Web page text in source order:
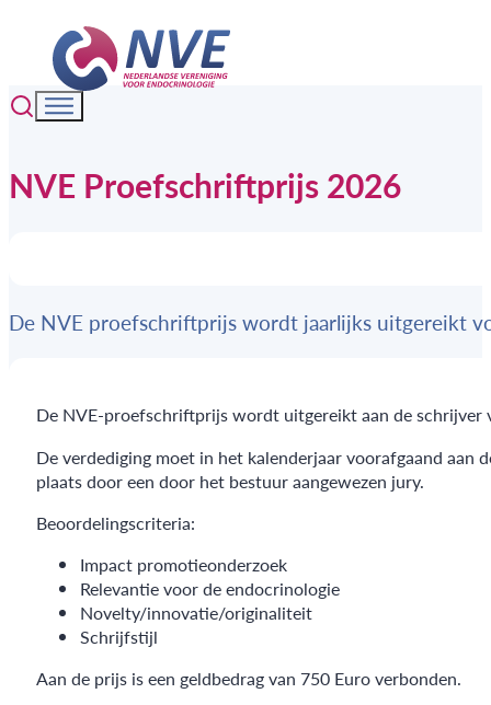
NVE Proefschriftprijs 2026
De NVE proefschriftprijs wordt jaarlijks uitgereikt
De NVE-proefschriftprijs wordt uitgereikt aan de
De verdediging moet in het kalenderjaar voorafgaand
plaats door een door het bestuur aangewezen jury.
Beoordelingscriteria:
Impact promotieonderzoek
Relevantie voor de endocrinologie
Novelty/innovatie/originaliteit
Schrijfstijl
Aan de prijs is een geldbedrag van 750 Euro verbonden.